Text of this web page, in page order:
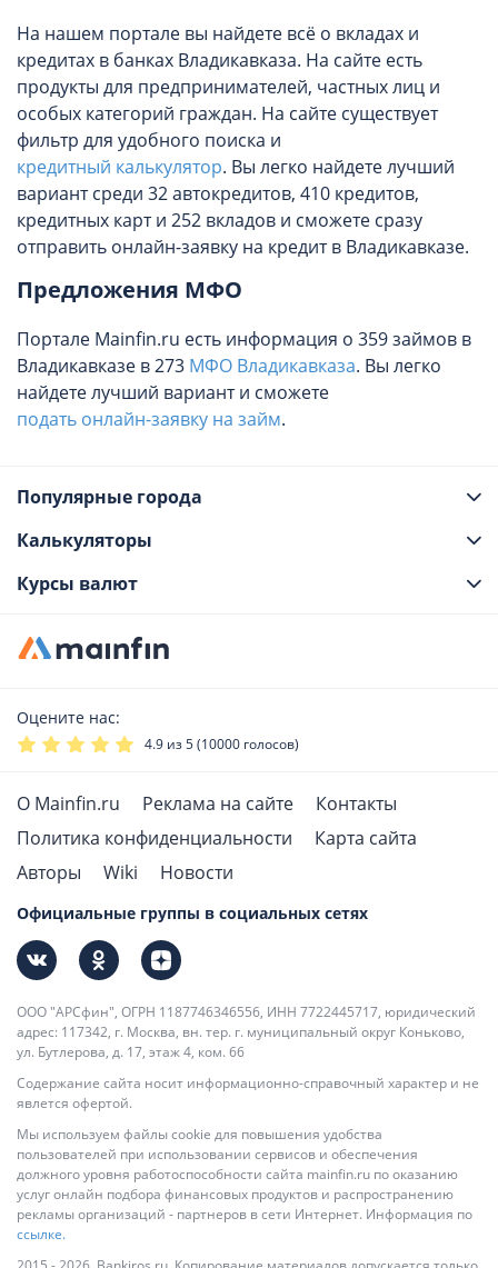
На нашем портале вы найдете всё о вкладах и
кредитах в банках Владикавказа. На сайте есть
продукты для предпринимателей, частных лиц и
особых категорий граждан. На сайте существует
фильтр для удобного поиска и
кредитный калькулятор. Вы легко найдете лучший
вариант среди 32 автокредитов, 410 кредитов,
кредитных карт и 252 вкладов и сможете сразу
отправить онлайн-заявку на кредит в Владикавказе.
Предложения МФО
Портале Mainfin.ru есть информация о 359 займов в
Владикавказе в 273 МФО Владикавказа. Вы легко
найдете лучший вариант и сможете
подать онлайн-заявку на займ.
Популярные города
Калькуляторы
Курсы валют
Оцените нас:
4.9 из 5 (10000 голосов)
О Mainfin.ru Реклама на сайте
Контакты
Политика конфиденциальности
Карта сайта
Авторы
Wiki Новости
ООО "АРСфин", ОГРН 1187746346556, ИНН 7722445717, юридический
адрес: 117342, г. Москва, вн. тер. г. муниципальный округ Коньково,
ул. Бутлерова, д. 17, этаж 4, ком. 66
Содержание сайта носит информационно-справочный характер и не
явлется офертой.
Мы используем файлы cookie для повышения удобства
пользователей при использовании сервисов и обеспечения
должного уровня работоспособности сайта mainfin.ru по оказанию
услуг онлайн подбора финансовых продуктов и распространению
рекламы организаций - партнеров в сети Интернет. Информация по
ссылке.
Официальные группы в социальных сетях